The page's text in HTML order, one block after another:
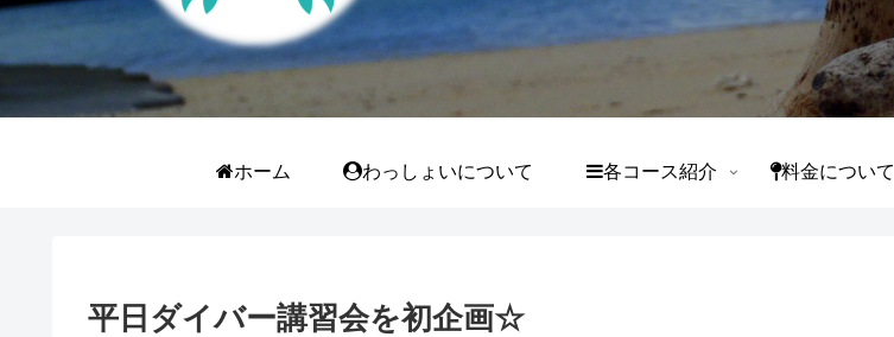
ホーム わっしょいについて 各コース紹介 料金について
平日ダイバー講習会を初企画☆